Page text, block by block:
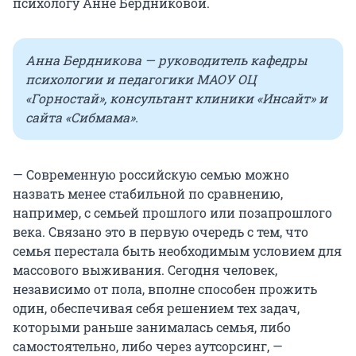
Анна Бердникова — руководитель кафедры
психологии и педагогики МАОУ ОЦ
«Горностай», консультант клиники «Инсайт» и
сайта «Сибмама».
— Современную российскую семью можно
назвать менее стабильной по сравнению,
например, с семьей прошлого или позапрошлого
века. Связано это в первую очередь с тем, что
семья перестала быть необходимым условием для
массового выживания. Сегодня человек,
независимо от пола, вполне способен прожить
один, обеспечивая себя решением тех задач,
которыми раньше занималась семья, либо
самостоятельно, либо через аутсорсинг, —